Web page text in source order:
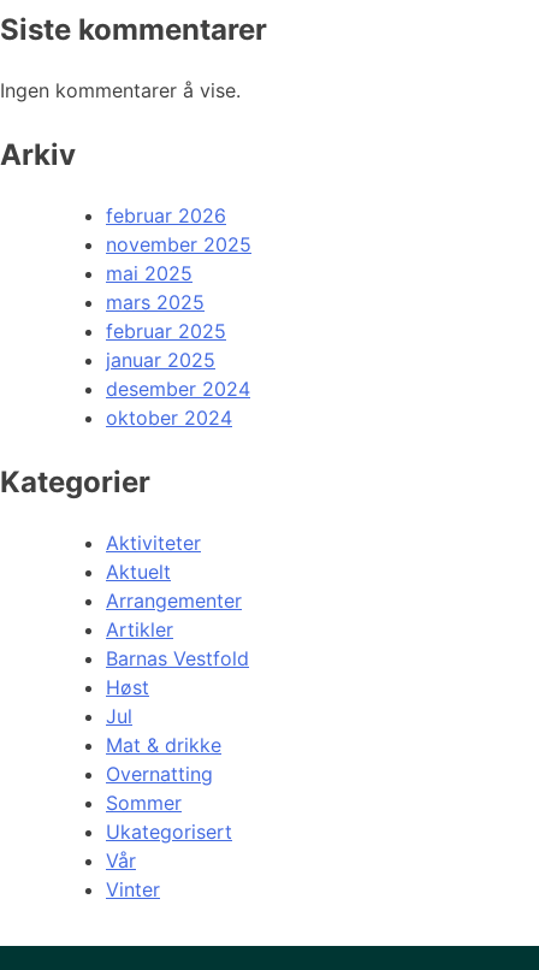
Siste kommentarer
Ingen kommentarer å vise.
Arkiv
februar 2026
november 2025
mai 2025
mars 2025
februar 2025
januar 2025
desember 2024
oktober 2024
Kategorier
Aktiviteter
Aktuelt
Arrangementer
Artikler
Barnas Vestfold
Høst
Jul
Mat & drikke
Overnatting
Sommer
Ukategorisert
Vår
Vinter